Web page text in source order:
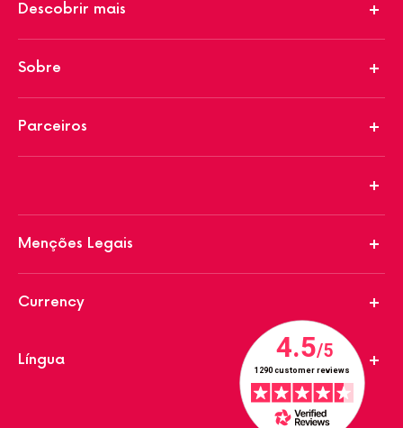
Descobrir mais
Sobre
Parceiros
Menções Legais
Currency
Língua